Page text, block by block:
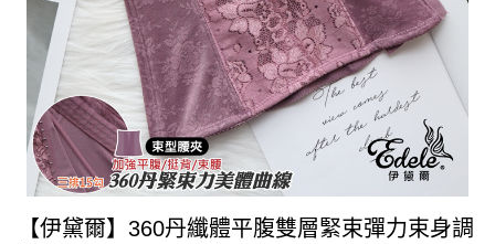
【伊黛爾】360丹纖體平腹雙層緊束彈力束身調